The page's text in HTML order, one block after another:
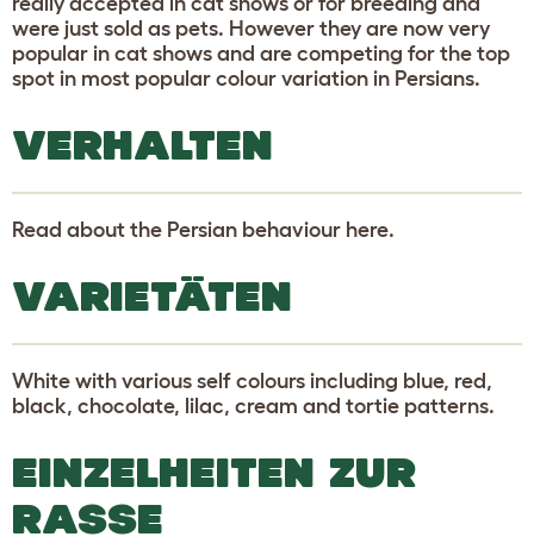
were just sold as pets. However they are now very
popular in cat shows and are competing for the top
spot in most popular colour variation in Persians.
VERHALTEN
Read about the Persian behaviour here.
VARIETÄTEN
White with various self colours including blue, red,
black, chocolate, lilac, cream and tortie patterns.
EINZELHEITEN ZUR
RASSE